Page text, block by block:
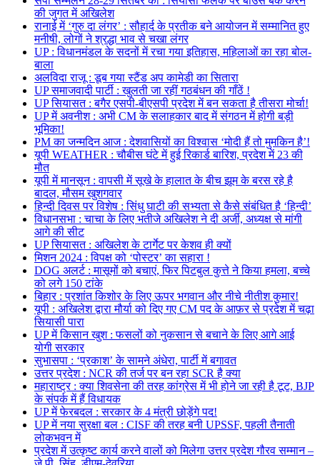
की जुगत में अखिलेश
रानाई में ‘गुरु दा लंगर’ : सौहार्द के प्रतीक बने आयोजन में सम्मानित हुए
मनीषी, लोगों ने श्रद्धा भाव से चखा लंगर
UP : विधानमंडल के सदनों में रचा गया इतिहास, महिलाओं का रहा बोल-
बाला
अलविदा राजू : डूब गया स्टैंड अप कामेडी का सितारा
UP समाजवादी पार्टी : खुलती जा रहीं गठबंधन की गाँठें !
UP सियासत : बगैर एसपी-बीएसपी प्रदेश में बन सकता है तीसरा मोर्चा!
UP में अवनीश : अभी CM के सलाहकार बाद में संगठन में होगी बड़ी
भूमिका!
PM का जन्मदिन आज : देशवासियों का विश्वास ‘मोदी हैं तो मुमकिन है’!
यूपी WEATHER : चौबीस घंटे में हुई रिकार्ड बारिश, प्रदेश में 23 की
मौत
यूपी में मानसून : वापसी में सूखे के हालात के बीच झूम के बरस रहे है
बादल, मौसम खुशगवार
हिन्दी दिवस पर विशेष : सिंधु घाटी की सभ्यता से कैसे संबंधित है ‘हिन्दी’
विधानसभा : चाचा के लिए भतीजे अखिलेश ने दी अर्जी, अध्यक्ष से मांगी
आगे की सीट
UP सियासत : अखिलेश के टार्गेट पर केशव ही क्यों
मिशन 2024 : विपक्ष को ‘पोस्टर’ का सहारा !
DOG अलर्ट : मासूमों को बचाएं, फिर पिटबुल कुत्ते ने किया हमला, बच्चे
को लगे 150 टांके
बिहार : प्रशांत किशोर के लिए ऊपर भगवान और नीचे नीतीश कुमार!
यूपी : अखिलेश द्वारा मौर्या को दिए गए CM पद के आफ़र से प्रदेश में चढ़ा
सियासी पारा
UP में किसान खुश : फसलों को नुकसान से बचाने के लिए आगे आई
योगी सरकार
सुभासपा : ‘प्रकाश’ के सामने अंधेरा, पार्टी में बगावत
उत्तर प्रदेश : NCR की तर्ज पर बन रहा SCR है क्या
महाराष्ट्र : क्या शिवसेना की तरह कांग्रेस में भी होने जा रही है टूट, BJP
के संपर्क में हैं विधायक
UP में फेरबदल : सरकार के 4 मंत्री छोड़ेंगे पद!
UP में नया सुरक्षा बल : CISF की तरह बनी UPSSF, पहली तैनाती
लोकभवन में
प्रदेश में उत्कृष्ट कार्य करने वालों को मिलेगा उत्तर प्रदेश गौरव सम्मान –